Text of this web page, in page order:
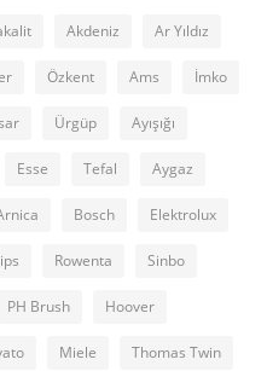
Akdeniz Ar Yıldız
Özkent Ams İmko
Ürgüp Ayışığı
Esse Tefal Aygaz
Bosch Elektrolux
Rowenta Sinbo
PH Brush Hoover
Miele Thomas Twin